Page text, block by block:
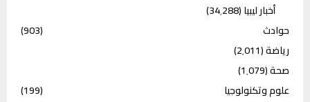
أخبار ليبيا(34٬288)
حوادث
(903)
رياضة(2٬011)
صحة(1٬079)
علوم وتكنولوجيا
(199)